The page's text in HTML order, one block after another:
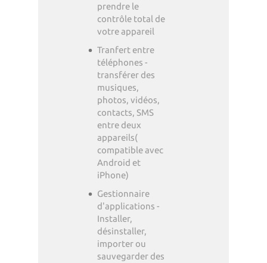
prendre le
contrôle total de
votre appareil
Tranfert entre
téléphones -
transférer des
musiques,
photos, vidéos,
contacts, SMS
entre deux
appareils(
compatible avec
Android et
iPhone)
Gestionnaire
d'applications -
Installer,
désinstaller,
importer ou
sauvegarder des